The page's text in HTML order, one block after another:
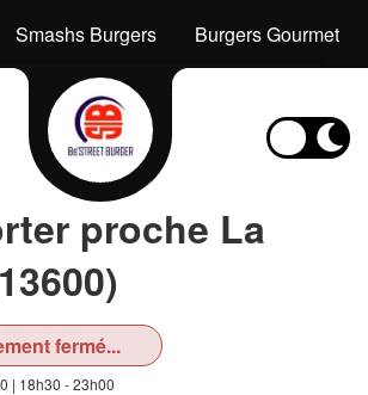
Smashs Burgers Burgers Gourmets
proche La
fermé...
| 18h30 - 23h00